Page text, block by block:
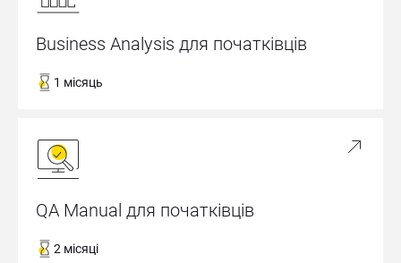
Business Analysis для початківців
1 місяць
QA Manual для початківців
2 місяці